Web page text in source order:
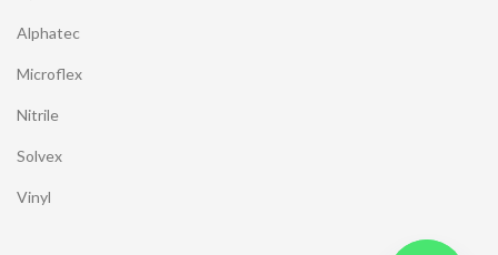
Alphatec
Microflex
Nitrile
Solvex
Vinyl